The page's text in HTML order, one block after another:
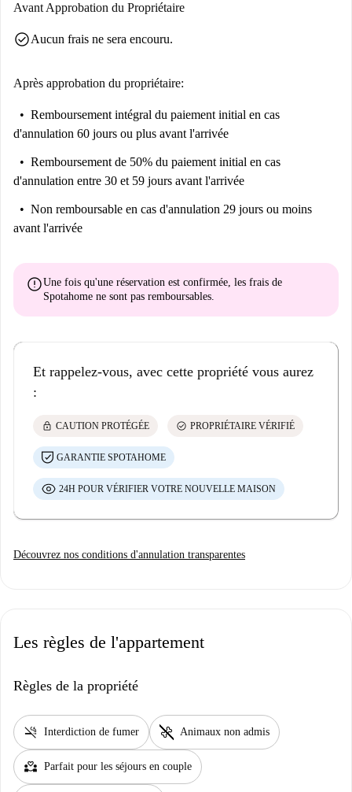
Avant Approbation du Propriétaire
check_circleAucun frais ne sera encouru.
Après approbation du propriétaire:
Remboursement intégral du paiement initial en cas
d'annulation 60 jours ou plus avant l'arrivée
Remboursement de 50% du paiement initial en cas
d'annulation entre 30 et 59 jours avant l'arrivée
Non remboursable en cas d'annulation 29 jours ou moins
avant l'arrivée
errorUne fois qu'une réservation est confirmée, les frais de
Spotahome ne sont pas remboursables.
Et rappelez-vous, avec cette propriété vous aurez
:
lock CAUTION PROTÉGÉE check_circle PROPRIÉTAIRE VÉRIFIÉ
GARANTIE SPOTAHOME
24H POUR VÉRIFIER VOTRE NOUVELLE MAISON
Découvrez nos conditions d'annulation transparentes
Les règles de l'appartement
Règles de la propriété
smoke_free Interdiction de fumer pet_supplies Animaux non admis
partner_heart Parfait pour les séjours en couple